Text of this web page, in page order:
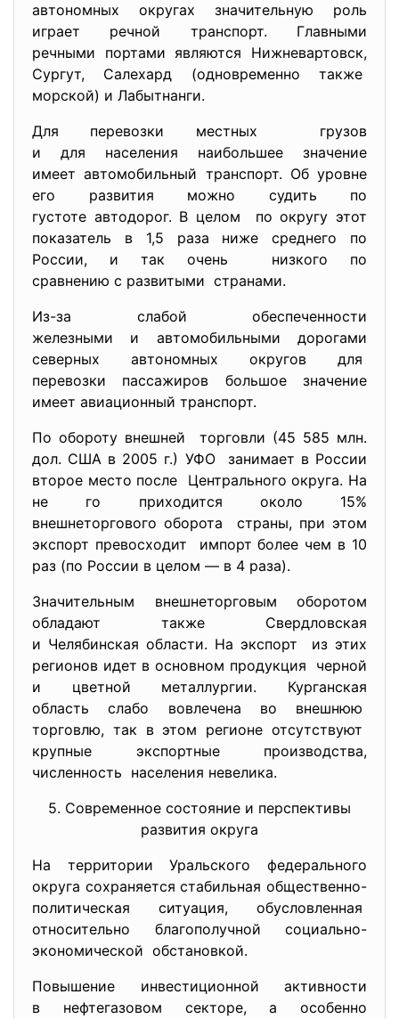
автономных округах значительную роль
играет речной транспорт. Главными
речными портами являются Нижневартовск,
Сургут, Салехард (одновременно также
морской) и Лабытнанги.
Для перевозки местных грузов
и для населения наибольшее значение
имеет автомобильный транспорт. Об уровне
его развития можно судить по
густоте автодорог. В целом по округу этот
показатель в 1,5 раза ниже среднего по
России, и так очень низкого по
сравнению с развитыми странами.
Из-за слабой обеспеченности
железными и автомобильными дорогами
северных автономных округов для
перевозки пассажиров большое значение
имеет авиационный транспорт.
По обороту внешней торговли (45 585 млн.
дол. США в 2005 г.) УФО занимает в России
второе место после Центрального округа. На
не го приходится около 15%
внешнеторгового оборота страны, при этом
экспорт превосходит импорт более чем в 10
раз (по России в целом — в 4 раза).
Значительным внешнеторговым оборотом
обладают также Свердловская
и Челябинская области. На экспорт из этих
регионов идет в основном продукция черной
и цветной металлургии. Курганская
область слабо вовлечена во внешнюю
торговлю, так в этом регионе отсутствуют
крупные экспортные производства,
численность населения невелика.
5. Современное состояние и перспективы
развития округа
На территории Уральского федерального
округа сохраняется стабильная общественно-
политическая ситуация, обусловленная
относительно благополучной социально-
экономической обстановкой.
Повышение инвестиционной активности
в нефтегазовом секторе, а особенно